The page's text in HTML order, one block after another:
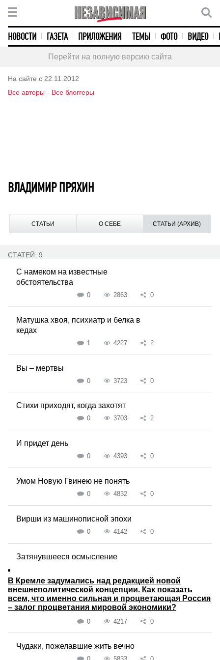
НОВОСТИ ГАЗЕТА ПРИЛОЖЕНИЯ ТЕМЫ ФОТО ВИДЕО
Перейти на полную версию сайта
На сайте с 22.11.2012
Все авторы
Все блоггеры
ВЛАДИМИР ПРЯХИН
СТАТЬИ О СЕБЕ СТАТЬИ (АРХИВ)
СТАТЕЙ: 9
С намеком на известные
обстоятельства
0 2863 0
Матушка хвоя, психиатр и белка в
кедах
1 4227 2
Вы – мертвы
0 3723 0
Стихи приходят, когда захотят
0 3703 2
И придет день
0 4393 0
Умом Новую Гвинею не понять
0 4832 0
Вирши из машинописной эпохи
0 4142 0
Затянувшееся осмысление
В Кремле задумались над редакцией новой
внешнеполитической концепции. Как показать
всем, что именно сильная и процветающая Россия
– залог процветания мировой экономики?
0 4217 0
Чудаки, пожелавшие жить вечно